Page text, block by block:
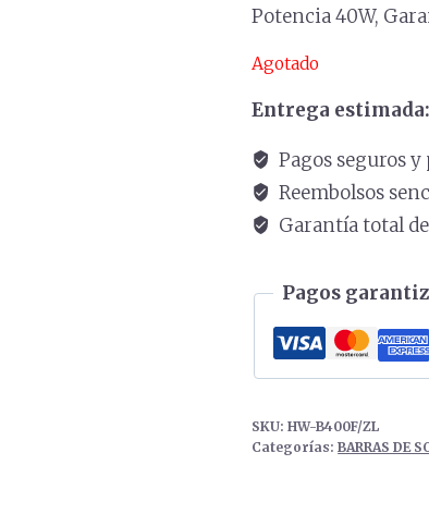
Potencia 40W,
Agotado
Entrega
Pagos seguros
Reembolsos
Garantía total
Pagos
SKU:HW-B400F/ZL
Categorías:BARRAS DE